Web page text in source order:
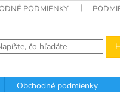
PODMIENKY
Obchodné podmienky